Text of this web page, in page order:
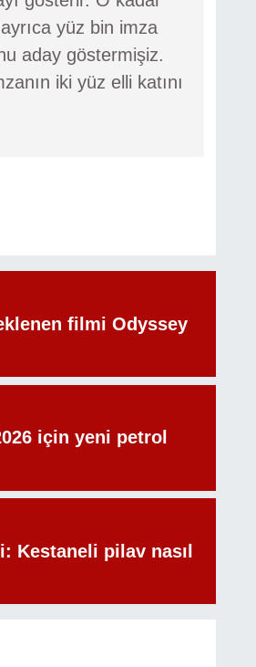
yüz bin imza
aday göstermişiz.
iki yüz elli katını
filmi Odyssey
için yeni petrol
Kestaneli pilav nasıl